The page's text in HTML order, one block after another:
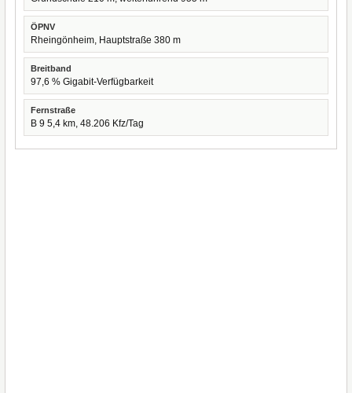
ÖPNV
Rheingönheim, Hauptstraße 380 m
Breitband
97,6 % Gigabit-Verfügbarkeit
Fernstraße
B 9 5,4 km, 48.206 Kfz/Tag